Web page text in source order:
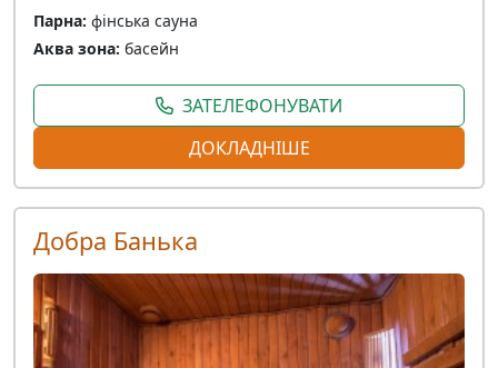
Парна: фінська сауна
Аква зона: басейн
ЗАТЕЛЕФОНУВАТИ
ДОКЛАДНІШЕ
Добра Банька